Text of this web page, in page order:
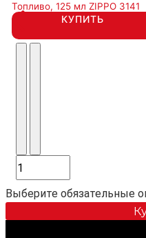
Топливо, 125 мл ZIPPO 3141
КУПИТЬ
Выберите обязательные